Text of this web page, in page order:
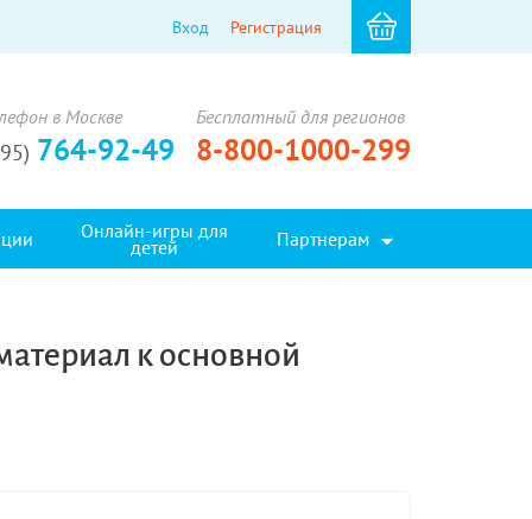
Вход Регистрация
в Москве
764-92-49
Бесплатный для регионов
8-800-1000-299
Онлайн-игры для
детей Партнерам
к основной